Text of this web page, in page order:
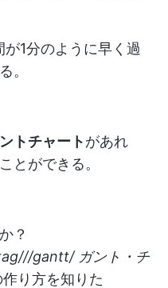
1分のように早く過
。
トチャートがあれ
とができる。
？
gantt/ ガント・チ
り方を知りた